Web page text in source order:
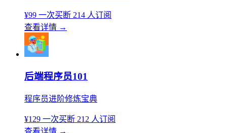
¥99 一次买断 214 人订阅
查看详情 →
后端程序员101
程序员进阶修炼宝典
¥129 一次买断 212 人订阅
查看详情 →